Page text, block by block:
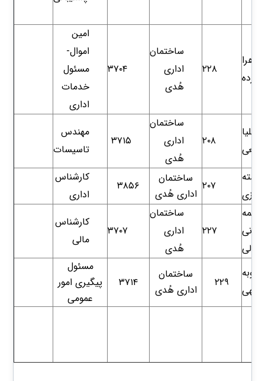
امین
اموال-
مسئول
خدمات
اداری​​​
۳۷۰۴
ساختمان
اداری
هُدی
۲۲۸
زهرا
پرازده
مهندس
تاسیسات
۳۷۱۵
ساختمان
اداری
هُدی
۲۰۸
علیا
ربیعی
کارشناس
اداری
۳۸۵۶
ساختمان
اداری هُدی
۲۰۷
فرشته
کارشناس
مالی
۳۷۰۷
ساختمان
اداری
هُدی
۲۲۷
مسئول
پیگیری امور
عمومی
۳۷۱۴
ساختمان
اداری هُدی
۲۲۹